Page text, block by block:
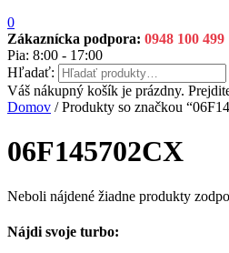
0
Zákaznícka podpora: 0948 100 499
Pia: 8:00 - 17:00
Hľadať:
Váš nákupný košík je prázdny.
Domov / Produkty so značkou
06F145702CX
Neboli nájdené žiadne produkty
Nájdi svoje turbo: